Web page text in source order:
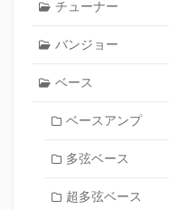
チューナー
バンジョー
ベース
ベースアンプ
多弦ベース
超多弦ベース